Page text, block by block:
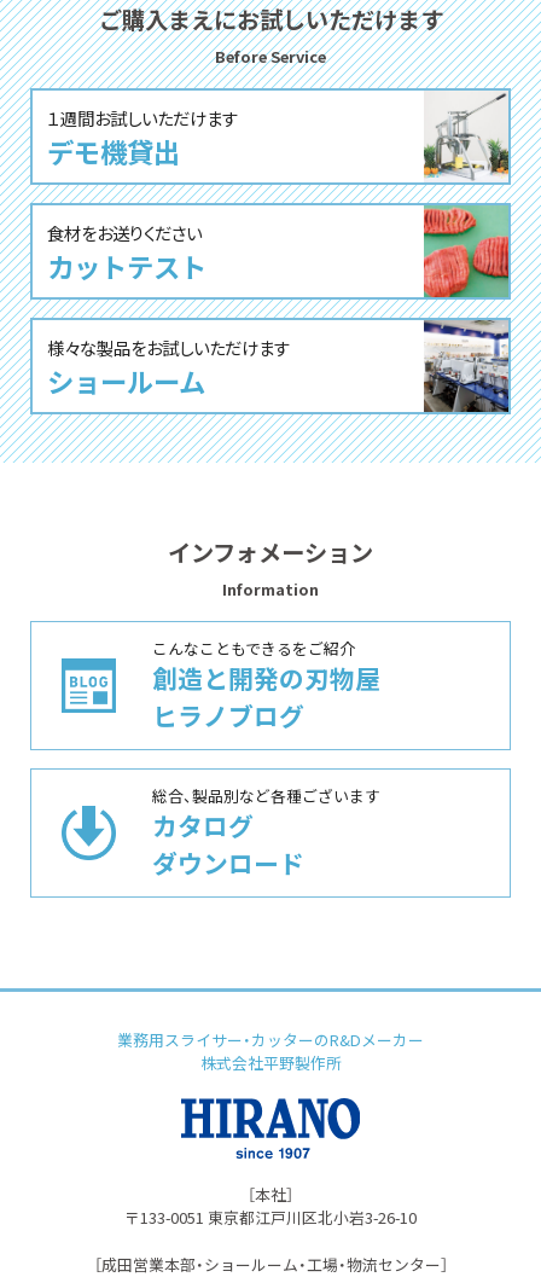
ご購⼊まえにお試しいただけます
Before Service
１週間お試しいただけます
デモ機貸出
⾷材をお送りください
カットテスト
様々な製品をお試しいただけます
ショールーム
インフォメーション
Information
こんなこともできるをご紹介
創造と開発の刃物屋
ヒラノブログ
総合、製品別など各種ございます
カタログ
ダウンロード
業務用スライサー・カッターのR&Dメーカー
株式会社平野製作所
［本社］
〒133-0051 東京都江⼾川区北⼩岩3-26-10
［成⽥営業本部・ショールーム・⼯場・物流センター］